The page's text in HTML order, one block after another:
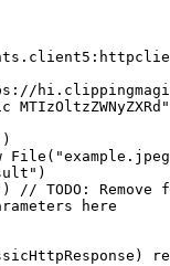
// TODO: Remove
here